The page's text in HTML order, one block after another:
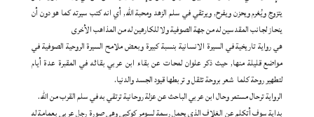
يتزوج ويُغرم ويحزن ويفرح, ويرتقي في سلم الزهد ومحبة الله, أي انه كتب سيرته كما هو دون أن
ينحاز لجانب المقدسين له من جهة الصوفية ولا للكارهين له من المذاهب الأخرى
هي رواية تاريخية في السيرة الانسانية بنسبة كبيرة وبعض ملامح السيرة الروحية الصوفية في
مواضع قليلة منها, حيث ذكر علوان لمحات عن بقاء ابن عربي بقائه في المقبرة عدة أيام
لتطهير روحة كلما شعر بروحة تثقل و تربطها قيود الجسد والدنيا.
الرواية ترحال مستمر وحال ابن عربي الباحث عن عزلة روحانية ترتقي به في سلم القرب من الله.
بداية سوف أتكلم عن الغلاف الذي يحمل رسمة لسومر كوكبي وهي صورة رجل عربي بعمامة له